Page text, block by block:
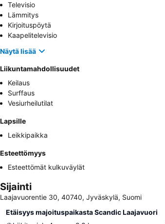
Televisio
Lämmitys
Kirjoituspöytä
Kaapelitelevisio
Näytä lisää
Liikuntamahdollisuudet
Keilaus
Surffaus
Vesiurheilutilat
Lapsille
Leikkipaikka
Esteettömyys
Esteettömät kulkuväylät
Sijainti
Laajavuorentie 30, 40740, Jyväskylä, Suomi
Etäisyys majoituspaikasta Scandic Laajavuori